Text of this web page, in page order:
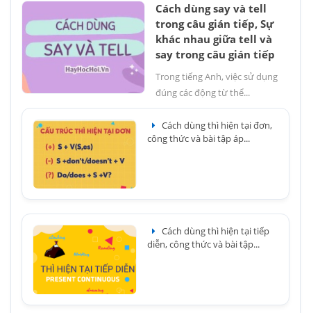
Cách dùng say và tell
trong câu gián tiếp, Sự
khác nhau giữa tell và
say trong câu gián tiếp
Trong tiếng Anh, việc sử dụng
đúng các động từ thể...
Cách dùng thì hiện tại đơn,
công thức và bài tập áp...
Cách dùng thì hiện tại tiếp
diễn, công thức và bài tập...